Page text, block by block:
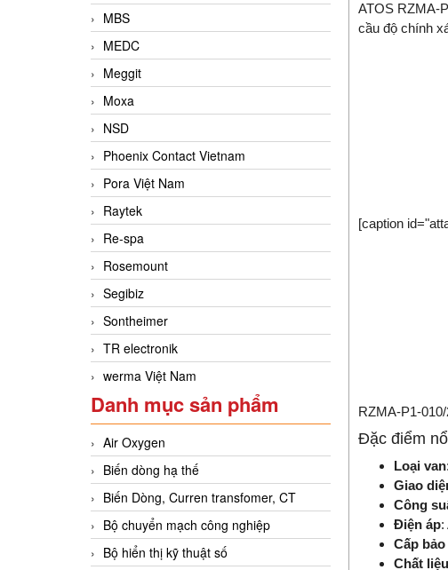
MBS
MEDC
Meggit
Moxa
NSD
Phoenix Contact Vietnam
Pora Việt Nam
Raytek
Re-spa
Rosemount
Segibiz
Sontheimer
TR electronik
werma Việt Nam
Danh mục sản phẩm
Air Oxygen
Biến dòng hạ thế
Biến Dòng, Curren transfomer, CT
Bộ chuyển mạch công nghiệp
Bộ hiển thị kỹ thuật số
ATOS RZMA-
cầu độ chính
[caption
RZMA-P1-
Đặc điểm
Loại van
Giao
Công
Điện áp:
Cấp bảo
Chất liệu